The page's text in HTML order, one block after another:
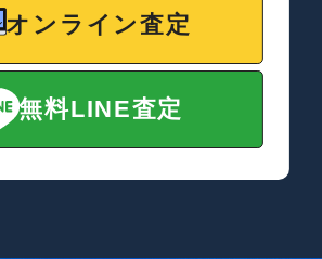
オンライン査定
無料LINE査定